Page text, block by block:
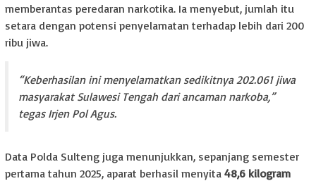
memberantas peredaran narkotika. Ia menyebut, jumlah itu
setara dengan potensi penyelamatan terhadap lebih dari 200
ribu jiwa.
“Keberhasilan ini menyelamatkan sedikitnya 202.061 jiwa
masyarakat Sulawesi Tengah dari ancaman narkoba,”
tegas Irjen Pol Agus.
Data Polda Sulteng juga menunjukkan, sepanjang semester
pertama tahun 2025, aparat berhasil menyita 48,6 kilogram